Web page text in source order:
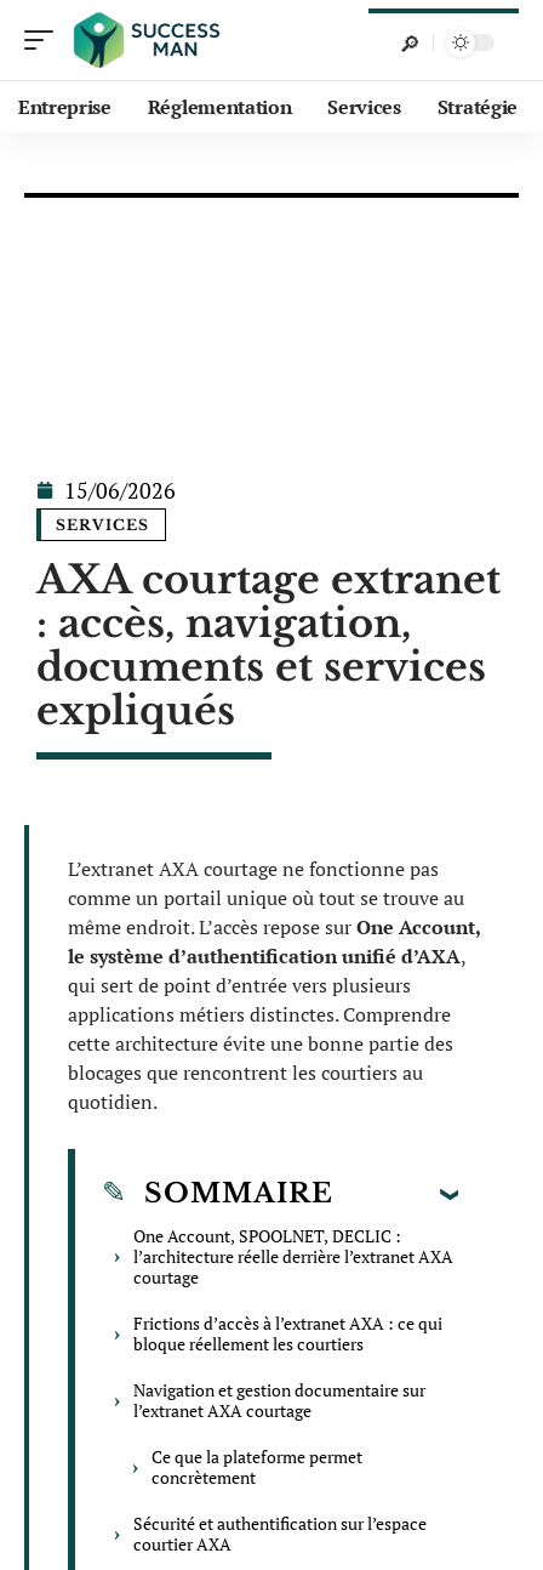
Entreprise Réglementation Services Stratégie
15/06/2026
SERVICES
AXA courtage extranet
: accès, navigation,
documents et services
expliqués
L’extranet AXA courtage ne fonctionne pas
comme un portail unique où tout se trouve au
même endroit. L’accès repose surOne Account,
le système d’authentification unifié d’AXA,
qui sert de point d’entrée vers plusieurs
applications métiers distinctes. Comprendre
cette architecture évite une bonne partie des
blocages que rencontrent les courtiers au
quotidien.
SOMMAIRE
One Account, SPOOLNET, DECLIC :
l’architecture réelle derrière l’extranet AXA
courtage
Frictions d’accès à l’extranet AXA : ce qui
bloque réellement les courtiers
Navigation et gestion documentaire sur
l’extranet AXA courtage
Ce que la plateforme permet
concrètement
Sécurité et authentification sur l’espace
courtier AXA